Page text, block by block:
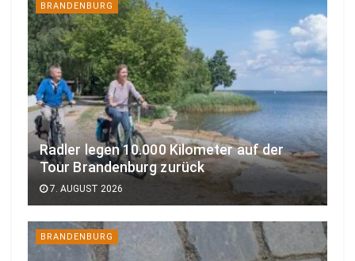
BRANDENBURG
Radler legen 10.000 Kilometer auf der
Tour Brandenburg zurück
7. AUGUST 2026
BRANDENBURG